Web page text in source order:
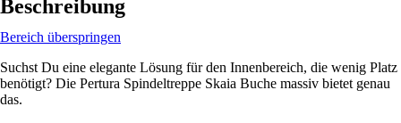
Beschreibung
Bereich überspringen
Suchst Du eine elegante Lösung für den Innenbereich, die wenig Platz
benötigt? Die Pertura Spindeltreppe Skaia Buche massiv bietet genau
das.